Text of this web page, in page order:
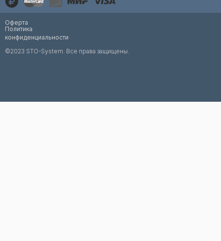
©2023 STO-System. Все права защищены.
Политика
конфиденциальности
Оферта